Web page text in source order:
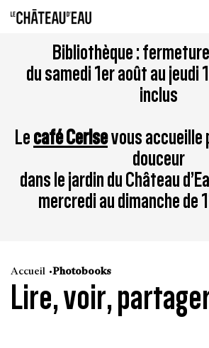
Aller
contenu
Aller
à
la
navigation
à
la
recherche
Bibliothèque :
du samedi 1er août au jeudi
inclus
Lecafé Cerisevous accueille
douceur
dans le jardin du Château
mercredi au dimanche de
Accueil Photobooks
Lire, voir,